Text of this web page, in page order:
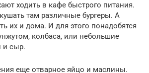
ходить в кафе быстрого питания.
там различные бургеры. А
их и дома. И для этого понадобятся
колбаса, или небольшие
и сыр.
еще отварное яйцо и маслины.